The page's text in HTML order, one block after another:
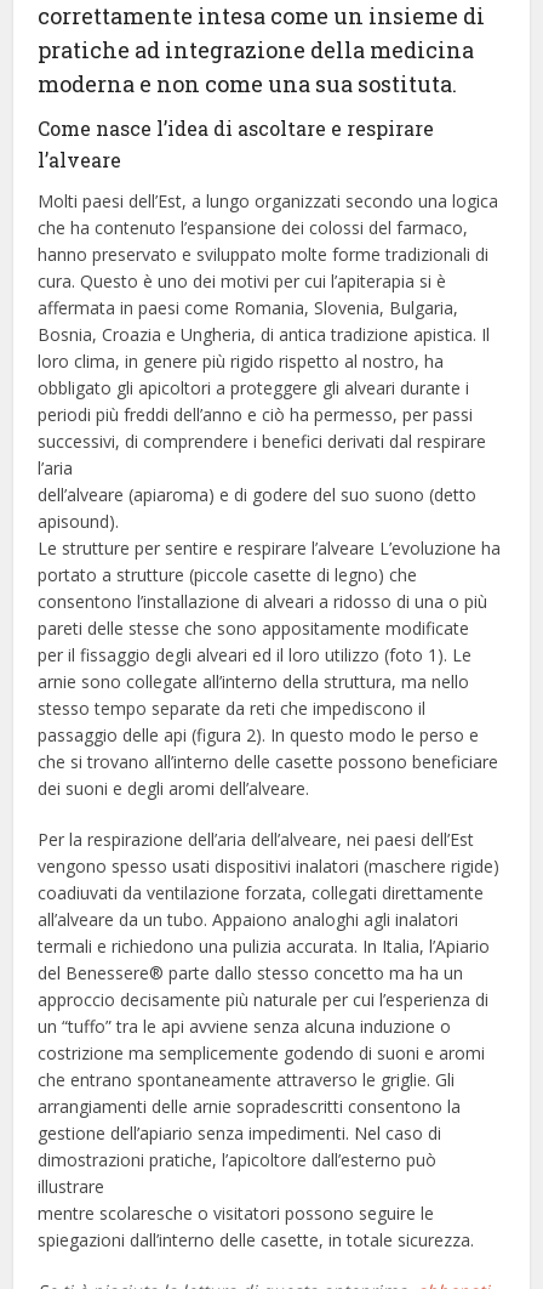
correttamente intesa come un insieme di
pratiche ad integrazione della medicina
moderna e non come una sua sostituta.
Come nasce l’idea di ascoltare e respirare
l’alveare
Molti paesi dell’Est, a lungo organizzati secondo una logica
che ha contenuto l’espansione dei colossi del farmaco,
hanno preservato e sviluppato molte forme tradizionali di
cura. Questo è uno dei motivi per cui l’apiterapia si è
affermata in paesi come Romania, Slovenia, Bulgaria,
Bosnia, Croazia e Ungheria, di antica tradizione apistica. Il
loro clima, in genere più rigido rispetto al nostro, ha
obbligato gli apicoltori a proteggere gli alveari durante i
periodi più freddi dell’anno e ciò ha permesso, per passi
successivi, di comprendere i benefici derivati dal respirare
l’aria
dell’alveare (apiaroma) e di godere del suo suono (detto
apisound).
Le strutture per sentire e respirare l’alveare L’evoluzione ha
portato a strutture (piccole casette di legno) che
consentono l’installazione di alveari a ridosso di una o più
pareti delle stesse che sono appositamente modificate
per il fissaggio degli alveari ed il loro utilizzo (foto 1). Le
arnie sono collegate all’interno della struttura, ma nello
stesso tempo separate da reti che impediscono il
passaggio delle api (figura 2). In questo modo le perso e
che si trovano all’interno delle casette possono beneficiare
dei suoni e degli aromi dell’alveare.
Per la respirazione dell’aria dell’alveare, nei paesi dell’Est
vengono spesso usati dispositivi inalatori (maschere rigide)
coadiuvati da ventilazione forzata, collegati direttamente
all’alveare da un tubo. Appaiono analoghi agli inalatori
termali e richiedono una pulizia accurata. In Italia, l’Apiario
del Benessere® parte dallo stesso concetto ma ha un
approccio decisamente più naturale per cui l’esperienza di
un “tuffo” tra le api avviene senza alcuna induzione o
costrizione ma semplicemente godendo di suoni e aromi
che entrano spontaneamente attraverso le griglie. Gli
arrangiamenti delle arnie sopradescritti consentono la
gestione dell’apiario senza impedimenti. Nel caso di
dimostrazioni pratiche, l’apicoltore dall’esterno può
illustrare
mentre scolaresche o visitatori possono seguire le
spiegazioni dall’interno delle casette, in totale sicurezza.